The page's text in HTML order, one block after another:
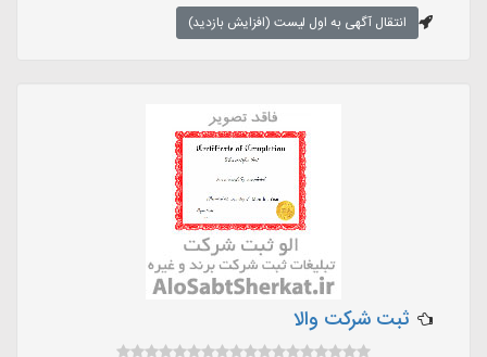
انتقال آگهی به اول لیست (افزایش بازدید)
ثبت شرکت والا